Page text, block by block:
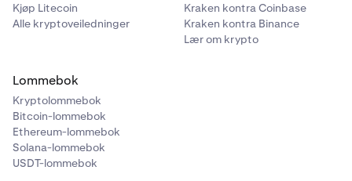
Kjøp Litecoin
Alle kryptoveiledninger
Kraken kontra Coinbase
Kraken kontra Binance
Lær om krypto
Lommebok
Kryptolommebok
Bitcoin-lommebok
Ethereum-lommebok
Solana-lommebok
USDT-lommebok